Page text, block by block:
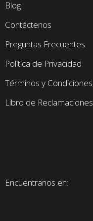
Blog
Contáctenos
Preguntas Frecuentes
Política de Privacidad
Términos y Condiciones
Libro de Reclamaciones
Encuentranos en: